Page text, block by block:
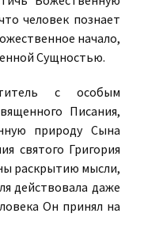
человек познает
начало,
Сущностью.
с особым
Писания,
природу Сына
святого Григория
раскрытию мысли,
действовала даже
Он принял на